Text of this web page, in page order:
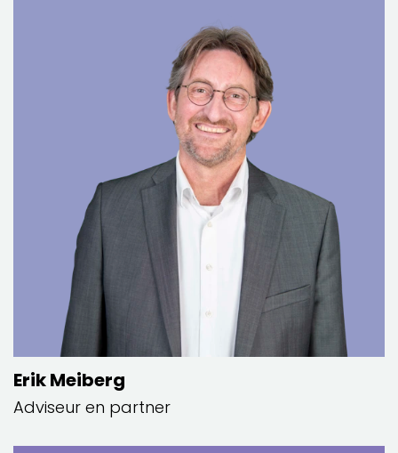
Erik Meiberg
Adviseur en partner